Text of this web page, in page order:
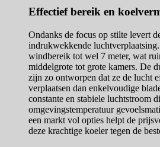
Effectief bereik en
Ondanks de focus op stilte levert
indrukwekkende
windbereik tot wel 7 meter, wat
middelgrote tot grote kamers. De
zijn zo ontworpen dat ze de lucht
verplaatsen dan enkelvoudige
constante en stabiele luchtstroom
omgevingstemperatuur
een markt vol opties helpt de
deze krachtige koeler tegen de